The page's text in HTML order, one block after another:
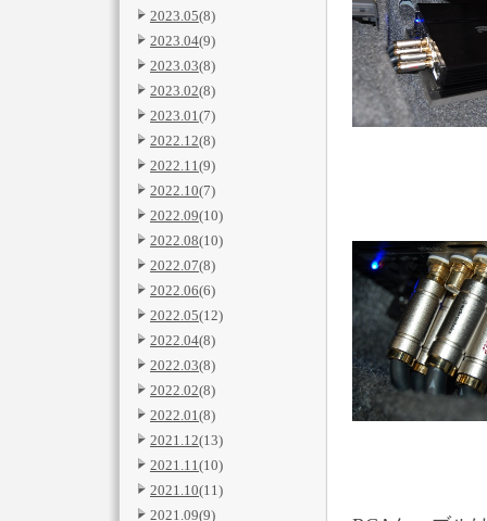
2023.05(8)
2023.04(9)
2023.03(8)
2023.02(8)
2023.01(7)
2022.12(8)
2022.11(9)
2022.10(7)
2022.09(10)
2022.08(10)
2022.07(8)
2022.06(6)
2022.05(12)
2022.04(8)
2022.03(8)
2022.02(8)
2022.01(8)
2021.12(13)
2021.11(10)
2021.10(11)
2021.09(9)